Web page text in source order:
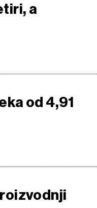
a
od 4,91